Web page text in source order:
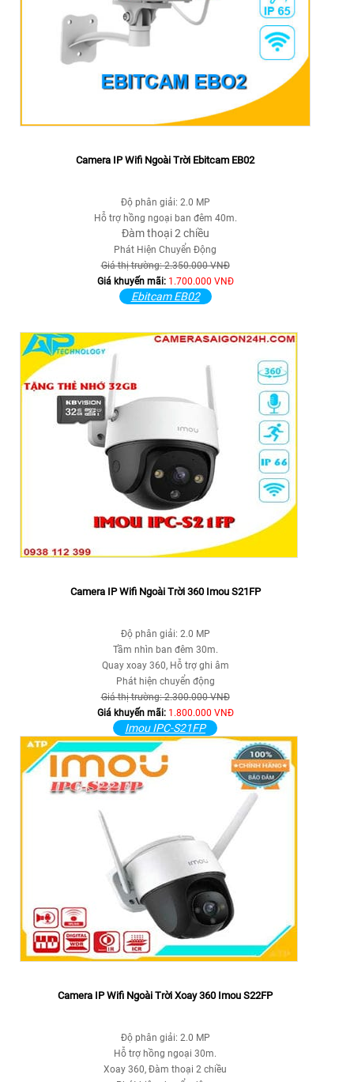
Camera IP Wifi Ngoài Trời Ebitcam EB02
Độ phân giải: 2.0 MP
Hỗ trợ hồng ngoại ban đêm 40m.
Đàm thoại 2 chiều
Phát Hiện Chuyển Động
Giá thị trường: 2.350.000 VNĐ
Giá khuyến mãi: 1.700.000 VNĐ
Ebitcam EB02
Camera IP Wifi Ngoài Trời 360 Imou S21FP
Độ phân giải: 2.0 MP
Tầm nhìn ban đêm 30m.
Quay xoay 360, Hỗ trợ ghi âm
Phát hiện chuyển động
Giá thị trường: 2.300.000 VNĐ
Giá khuyến mãi: 1.800.000 VNĐ
Imou IPC-S21FP
Camera IP Wifi Ngoài Trời Xoay 360 Imou S22FP
Độ phân giải: 2.0 MP
Hỗ trợ hồng ngoại 30m.
Xoay 360, Đàm thoại 2 chiều